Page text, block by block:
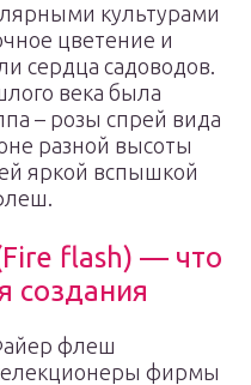
культурами
цветение и
сердца садоводов.
века была
– розы спрей вида
разной высоты
яркой вспышкой
flash) — что
создания
флеш
фирмы